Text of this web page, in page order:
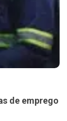
de emprego